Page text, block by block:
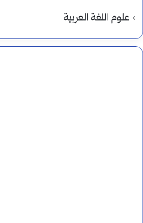
علوم اللغة العربية